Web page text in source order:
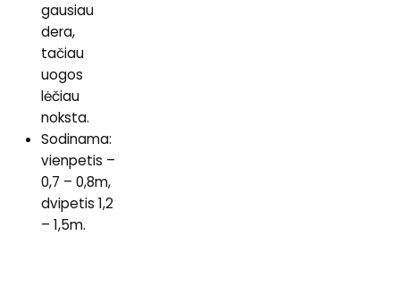
gausiau
dera,
tačiau
uogos
lėčiau
noksta.
Sodinama:
vienpetis –
0,7 – 0,8m,
dvipetis 1,2
– 1,5m.